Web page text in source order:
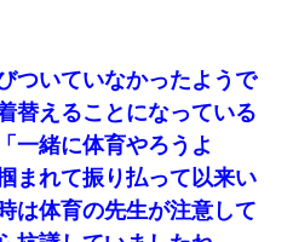
させて」私「しつこい、学校斡
兄に通報したら「志望校を変え
しょっちゅう入ってくる。それ
が怒鳴りつけてきた。
か相続を放棄して下さい、昔の
…』私「お子さんはフリン略奪婚
ついていなかったようで
替えることになっている
一緒に体育やろうよ
まれて振り払って以来い
は体育の先生が注意して